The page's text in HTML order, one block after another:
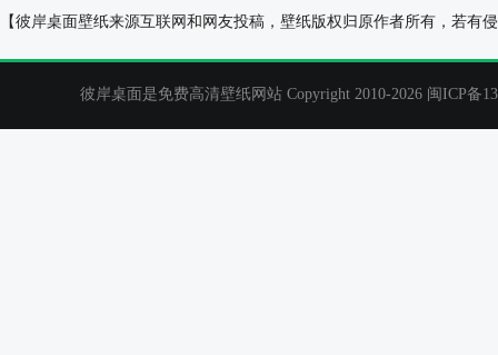
【彼岸桌面壁纸来源互联网和网友投稿，壁纸版权归原作者所有，若
彼岸桌面是免费高清壁纸网站 Copyright 2010-2026 闽ICP备